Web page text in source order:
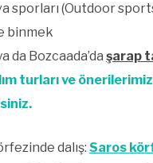
sporları (Outdoor
binmek
da Bozcaada’da şarap
turları ve
dalış: Saros